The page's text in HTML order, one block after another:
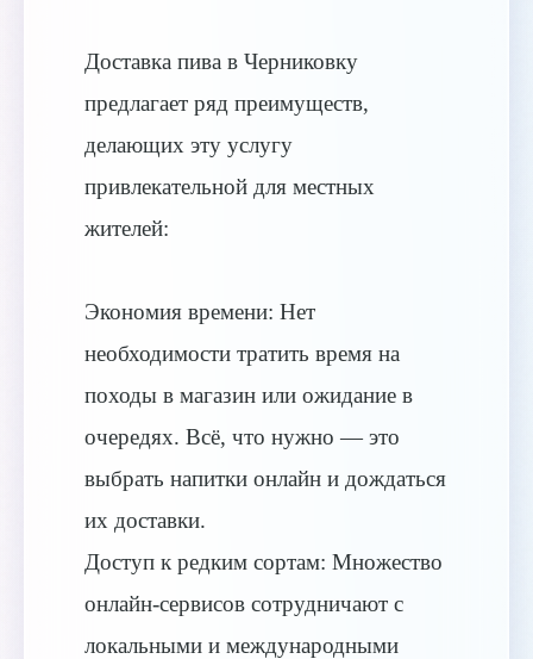
Доставка пива в Черниковку
предлагает ряд преимуществ,
делающих эту услугу
привлекательной для местных
жителей:
Экономия времени: Нет
необходимости тратить время на
походы в магазин или ожидание в
очередях. Всё, что нужно — это
выбрать напитки онлайн и дождаться
их доставки.
Доступ к редким сортам: Множество
онлайн-сервисов сотрудничают с
локальными и международными